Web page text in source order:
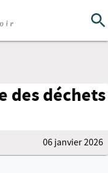
des déchets
06 janvier 2026